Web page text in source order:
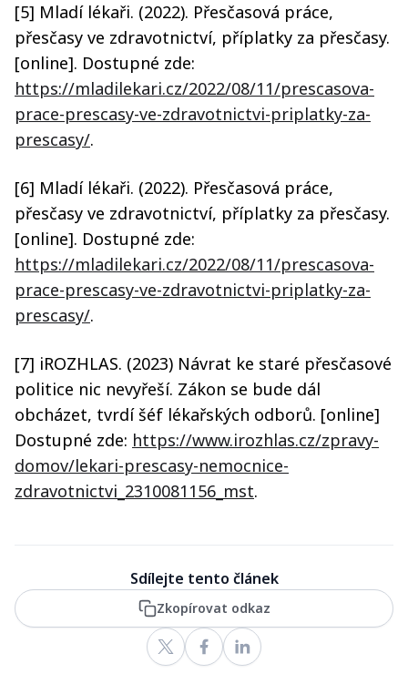
[5] Mladí lékaři. (2022). Přesčasová práce,
přesčasy ve zdravotnictví, příplatky za přesčasy.
[online]. Dostupné zde:
https://mladilekari.cz/2022/08/11/prescasova-
prace-prescasy-ve-zdravotnictvi-priplatky-za-
prescasy/.
[6] Mladí lékaři. (2022). Přesčasová práce,
přesčasy ve zdravotnictví, příplatky za přesčasy.
[online]. Dostupné zde:
https://mladilekari.cz/2022/08/11/prescasova-
prace-prescasy-ve-zdravotnictvi-priplatky-za-
prescasy/.
[7] iROZHLAS. (2023) Návrat ke staré přesčasové
politice nic nevyřeší. Zákon se bude dál
obcházet, tvrdí šéf lékařských odborů. [online]
Dostupné zde: https://www.irozhlas.cz/zpravy-
domov/lekari-prescasy-nemocnice-
zdravotnictvi_2310081156_mst.
Sdílejte tento článek
Zkopírovat odkaz